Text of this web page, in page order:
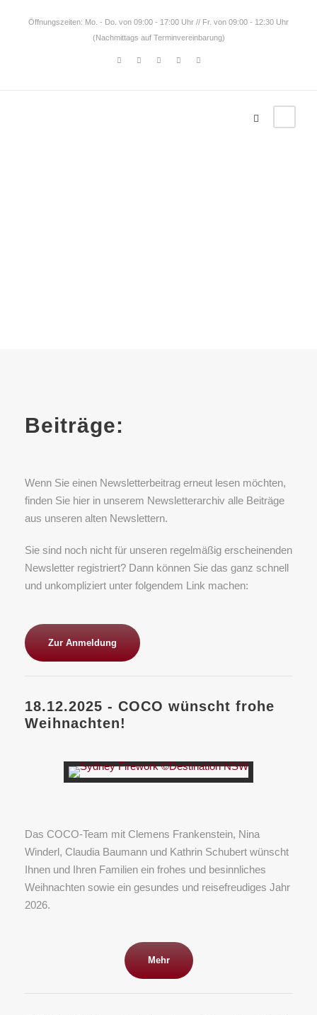
Öffnungszeiten: Mo. - Do. von 09:00 - 17:00 Uhr // Fr. von 09:00 - 12:30 Uhr
(Nachmittags auf Terminvereinbarung)
Beiträge:
Wenn Sie einen Newsletterbeitrag erneut lesen möchten,
finden Sie hier in unserem Newsletterarchiv alle Beiträge
aus unseren alten Newslettern.
Sie sind noch nicht für unseren regelmäßig erscheinenden
Newsletter registriert? Dann können Sie das ganz schnell
und unkompliziert unter folgendem Link machen:
Zur Anmeldung
18.12.2025 - COCO wünscht frohe
Weihnachten!
Das COCO-Team mit Clemens Frankenstein, Nina
Winderl, Claudia Baumann und Kathrin Schubert wünscht
Ihnen und Ihren Familien ein frohes und besinnliches
Weihnachten sowie ein gesundes und reisefreudiges Jahr
2026.
Mehr